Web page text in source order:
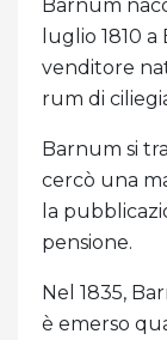
Barnum
luglio 1810
venditore
rum di
Barnum si
cercò una
la
pensione.
Nel 1835,
è emerso